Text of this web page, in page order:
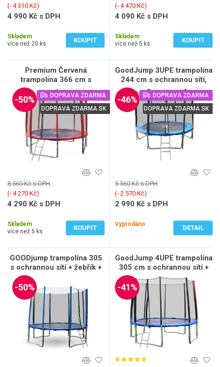
(‐ 4 310 Kč)
4 990 Kč s DPH
Skladem
více než 20 ks
KOUPIT
(‐ 4 470 Kč)
4 090 Kč s DPH
Skladem
více než 5 ks
KOUPIT
Premium Červená
trampolína 366 cm s
ochrannou sítí + žebřík +
krycí plachta
DOPRAVA ZDARMA
DOPRAVA ZDARMA SK
-50%
8 560 Kč s DPH
(‐ 4 270 Kč)
4 290 Kč s DPH
Skladem
více než 5 ks
KOUPIT
GoodJump 3UPE trampolína
244 cm s ochrannou sítí,
žebřík
DOPRAVA ZDARMA
DOPRAVA ZDARMA SK
-46%
5 560 Kč s DPH
(‐ 2 570 Kč)
2 990 Kč s DPH
Vyprodáno
DETAIL
GOODjump trampolína 305
s ochrannou sítí + žebřík +
krycí plachta
-50%
GoodJump 4UPE trampolína
305 cm s ochrannou sítí +
žebřík + krycí plachta
-41%